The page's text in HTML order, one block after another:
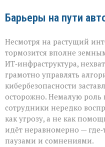
Барьеры на пути
Несмотря на растущий
тормозится вполне
ИТ‑инфраструктура,
грамотно управлять
кибербезопасности
осторожно. Немалую роль
сотрудники нередко
как угрозу, а не как
идёт неравномерно —
паузами и сомнениями.